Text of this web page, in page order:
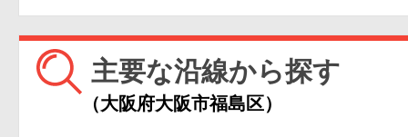
主要な沿線から探す
（大阪府大阪市福島区）